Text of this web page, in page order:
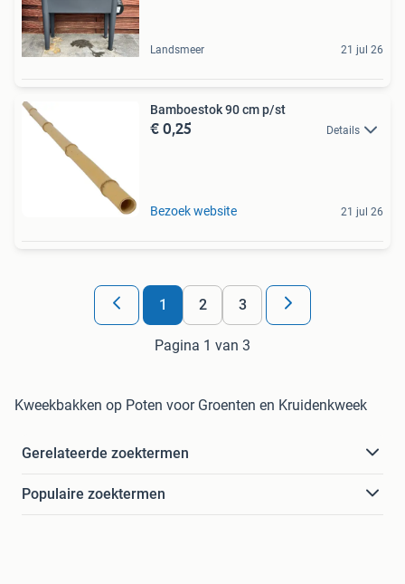
Landsmeer 21 jul 26
Bamboestok 90 cm p/st
€ 0,25 Details
Bezoek website 21 jul 26
1 2 3
Pagina 1 van 3
Kweekbakken op Poten voor Groenten en Kruidenkweek
Gerelateerde zoektermen
Populaire zoektermen